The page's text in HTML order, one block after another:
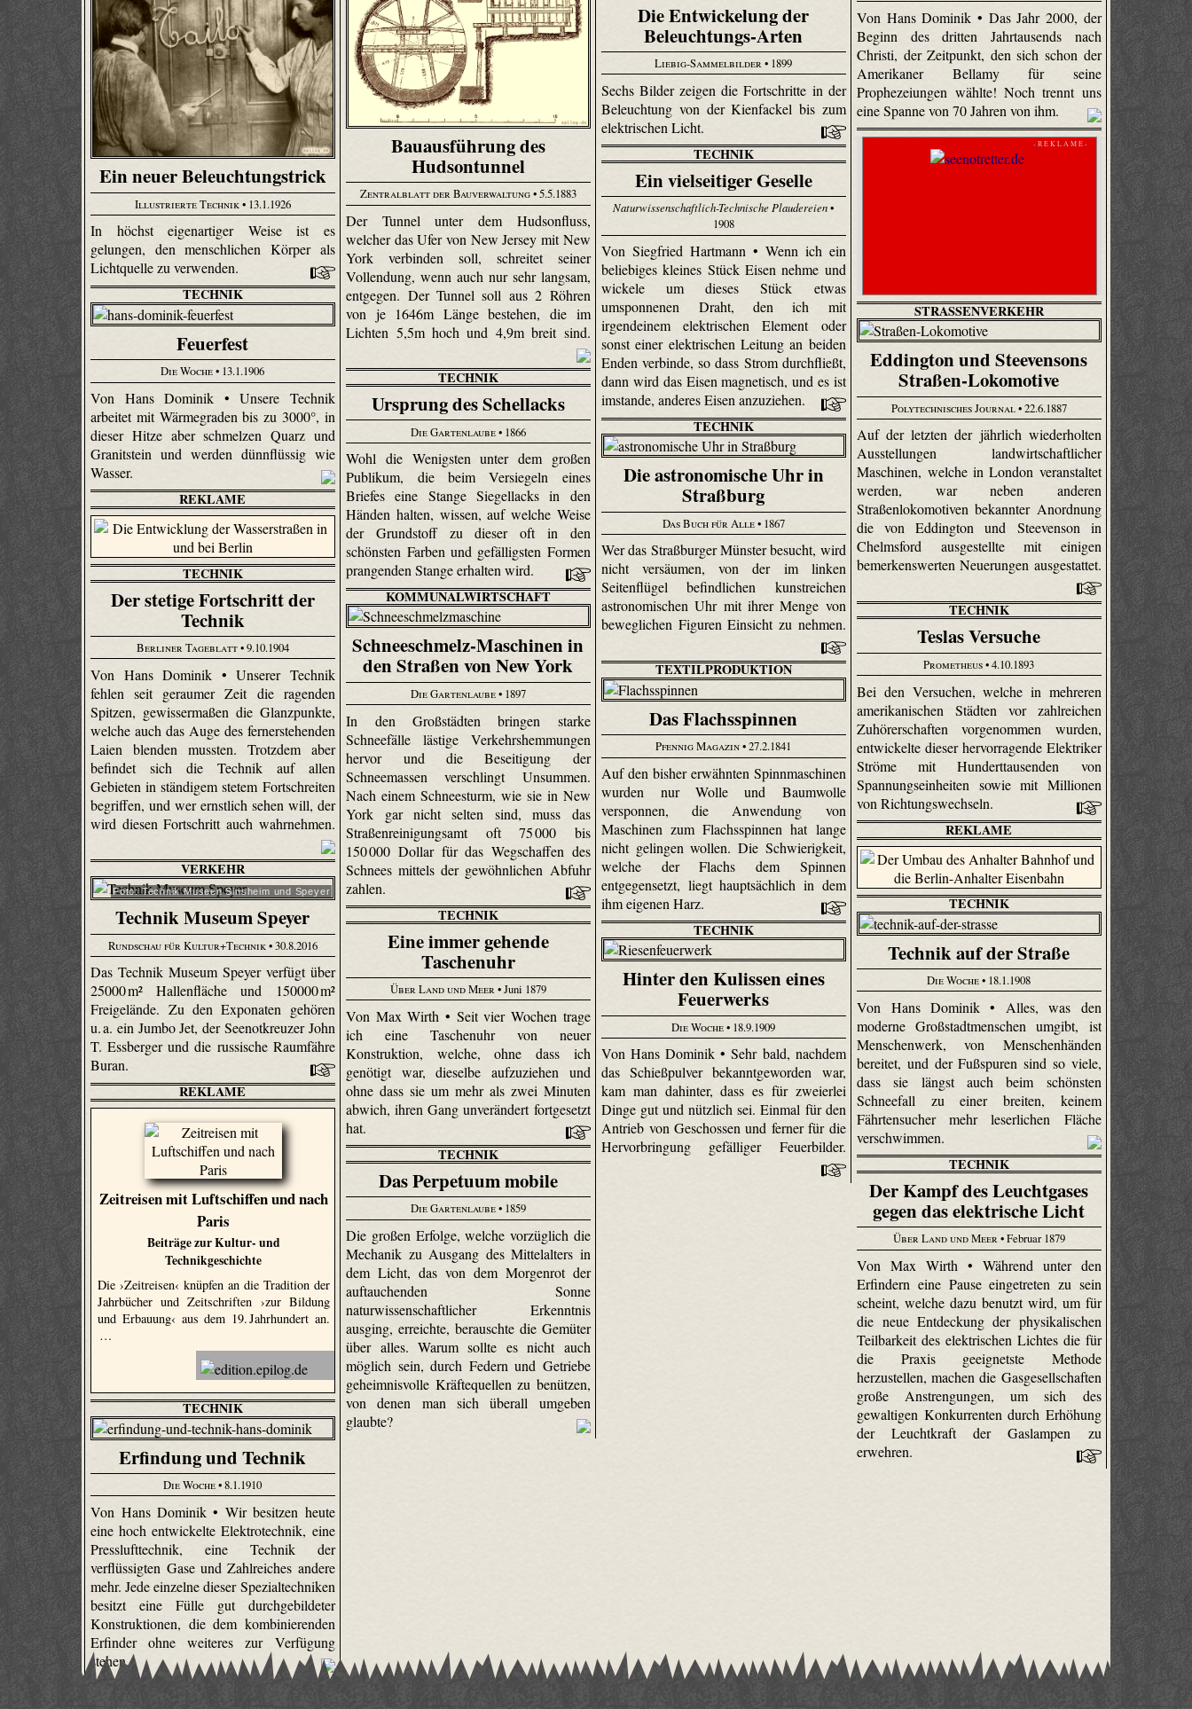
Von Hans Dominik • Das Jahr 2000, der
Beginn des dritten Jahrtausends nach
Christi, der Zeitpunkt, den sich schon der
Amerikaner Bellamy für seine
Prophezeiungen wählte! Noch trennt uns
eine Spanne von 70 Jahren von ihm.
Ein neuer Beleuchtungstrick
Illustrierte Technik• 13.1.1926
In höchst eigenartiger Weise ist es
gelungen, den menschlichen Körper als
Lichtquelle zu verwenden.
Bauausführung des
Hudsontunnel
Zentralblatt der Bauverwaltung• 5.5.1883
Der Tunnel unter dem Hudsonfluss,
welcher das Ufer von New Jersey mit New
York verbinden soll, schreitet seiner
Vollendung, wenn auch nur sehr langsam,
entgegen. Der Tunnel soll aus 2 Röhren
von je 1646m Länge bestehen, die im
Lichten 5,5m hoch und 4,9m breit sind.
Die Entwickelung der
Beleuchtungs-Arten
Liebig-Sammelbilder• 1899
Sechs Bilder zeigen die Fortschritte in der
Beleuchtung von der Kienfackel bis zum
elektrischen Licht.
- R E K L A M E -
STRASSENVERKEHR
Eddington und Steevensons
Straßen-Lokomotive
Polytechnisches Journal• 22.6.1887
Auf der letzten der jährlich wiederholten
Ausstellungen landwirtschaftlicher
Maschinen, welche in London veranstaltet
werden, war neben anderen
Straßenlokomotiven bekannter Anordnung
die von Eddington und Steevenson in
Chelmsford ausgestellte mit einigen
bemerkenswerten Neuerungen ausgestattet.
TECHNIK
Ein vielseitiger Geselle
Naturwissenschaftlich-Technische Plaudereien•
1908
Von Siegfried Hartmann • Wenn ich ein
beliebiges kleines Stück Eisen nehme und
wickele um dieses Stück etwas
umsponnenen Draht, den ich mit
irgendeinem elektrischen Element oder
sonst einer elektrischen Leitung an beiden
Enden verbinde, so dass Strom durchfließt,
dann wird das Eisen magnetisch, und es ist
imstande, anderes Eisen anzuziehen.
TECHNIK
Feuerfest
Die Woche• 13.1.1906
Von Hans Dominik • Unsere Technik
arbeitet mit Wärmegraden bis zu 3000°, in
dieser Hitze aber schmelzen Quarz und
Granitstein und werden dünnflüssig wie
Wasser.
TECHNIK
Ursprung des Schellacks
Die Gartenlaube• 1866
Wohl die Wenigsten unter dem großen
Publikum, die beim Versiegeln eines
Briefes eine Stange Siegellacks in den
Händen halten, wissen, auf welche Weise
der Grundstoff zu dieser oft in den
schönsten Farben und gefälligsten Formen
prangenden Stange erhalten wird.
TECHNIK
Die astronomische Uhr in
Straßburg
Das Buch für Alle• 1867
Wer das Straßburger Münster besucht, wird
nicht versäumen, von der im linken
Seitenflügel befindlichen kunstreichen
astronomischen Uhr mit ihrer Menge von
beweglichen Figuren Einsicht zu nehmen.
REKLAME
TECHNIK
Der stetige Fortschritt der
Technik
Berliner Tageblatt• 9.10.1904
Von Hans Dominik • Unserer Technik
fehlen seit geraumer Zeit die ragenden
Spitzen, gewissermaßen die Glanzpunkte,
welche auch das Auge des fernerstehenden
Laien blenden mussten. Trotzdem aber
befindet sich die Technik auf allen
Gebieten in ständigem stetem Fortschreiten
begriffen, und wer ernstlich sehen will, der
wird diesen Fortschritt auch wahrnehmen.
KOMMUNALWIRTSCHAFT
Schneeschmelz-Maschinen in
den Straßen von New York
Die Gartenlaube• 1897
In den Großstädten bringen starke
Schneefälle lästige Verkehrshemmungen
hervor und die Beseitigung der
Schneemassen verschlingt Unsummen.
Nach einem Schneesturm, wie sie in New
York gar nicht selten sind, muss das
Straßenreinigungsamt oft 75 000 bis
150 000 Dollar für das Wegschaffen des
Schnees mittels der gewöhnlichen Abfuhr
zahlen.
TECHNIK
Teslas Versuche
Prometheus• 4.10.1893
Bei den Versuchen, welche in mehreren
amerikanischen Städten vor zahlreichen
Zuhörerschaften vorgenommen wurden,
entwickelte dieser hervorragende Elektriker
Ströme mit Hunderttausenden von
Spannungseinheiten sowie mit Millionen
von Richtungswechseln.
TEXTILPRODUKTION
Das Flachsspinnen
Pfennig Magazin• 27.2.1841
Auf den bisher erwähnten Spinnmaschinen
wurden nur Wolle und Baumwolle
versponnen, die Anwendung von
Maschinen zum Flachsspinnen hat lange
nicht gelingen wollen. Die Schwierigkeit,
welche der Flachs dem Spinnen
entgegensetzt, liegt hauptsächlich in dem
ihm eigenen Harz.
REKLAME
TECHNIK
Technik auf der Straße
Die Woche• 18.1.1908
Von Hans Dominik • Alles, was den
moderne Großstadtmenschen umgibt, ist
Menschenwerk, von Menschenhänden
bereitet, und der Fußspuren sind so viele,
dass sie längst auch beim schönsten
Schneefall zu einer breiten, keinem
Fährtensucher mehr leserlichen Fläche
verschwimmen.
VERKEHR
Foto: Technik Museen Sinsheim und Speyer
Technik Museum Speyer
Rundschau für Kultur+Technik• 30.8.2016
Das Technik Museum Speyer verfügt über
25000 m² Hallenfläche und 150000 m²
Freigelände. Zu den Exponaten gehören
u. a. ein Jumbo Jet, der Seenotkreuzer John
T. Essberger und die russische Raumfähre
Buran.
TECHNIK
Eine immer gehende
Taschenuhr
Über Land und Meer• Juni 1879
Von Max Wirth • Seit vier Wochen trage
ich eine Taschenuhr von neuer
Konstruktion, welche, ohne dass ich
genötigt war, dieselbe aufzuziehen und
ohne dass sie um mehr als zwei Minuten
abwich, ihren Gang unverändert fortgesetzt
hat.
TECHNIK
Hinter den Kulissen eines
Feuerwerks
Die Woche• 18.9.1909
Von Hans Dominik • Sehr bald, nachdem
das Schießpulver bekanntgeworden war,
kam man dahinter, dass es für zweierlei
Dinge gut und nützlich sei. Einmal für den
Antrieb von Geschossen und ferner für die
Hervorbringung gefälliger Feuerbilder.
REKLAME
Zeitreisen mit Luftschiffen und nach
Paris
Beiträge zur Kultur- und
Technikgeschichte
Die ›Zeitreisen‹ knüpfen an die Tradition der
Jahrbücher und Zeitschriften ›zur Bildung
und Erbauung‹ aus dem 19. Jahrhundert an.
…
TECHNIK
Erfindung und Technik
Die Woche• 8.1.1910
Von Hans Dominik • Wir besitzen heute
eine hoch entwickelte Elektrotechnik, eine
Presslufttechnik, eine Technik der
verflüssigten Gase und Zahlreiches andere
mehr. Jede einzelne dieser Spezialtechniken
besitzt eine Fülle gut durchgebildeter
Konstruktionen, die dem kombinierenden
Erfinder ohne weiteres zur Verfügung
stehen.
TECHNIK
Das Perpetuum mobile
Die Gartenlaube• 1859
Die großen Erfolge, welche vorzüglich die
Mechanik zu Ausgang des Mittelalters in
dem Licht, das von dem Morgenrot der
auftauchenden Sonne
naturwissenschaftlicher Erkenntnis
ausging, erreichte, berauschte die Gemüter
über alles. Warum sollte es nicht auch
möglich sein, durch Federn und Getriebe
geheimnisvolle Kräftequellen zu benützen,
von denen man sich überall umgeben
glaubte?
TECHNIK
Der Kampf des Leuchtgases
gegen das elektrische Licht
Über Land und Meer• Februar 1879
Von Max Wirth • Während unter den
Erfindern eine Pause eingetreten zu sein
scheint, welche dazu benutzt wird, um für
die neue Entdeckung der physikalischen
Teilbarkeit des elektrischen Lichtes die für
die Praxis geeignetste Methode
herzustellen, machen die Gasgesellschaften
große Anstrengungen, um sich des
gewaltigen Konkurrenten durch Erhöhung
der Leuchtkraft der Gaslampen zu
erwehren.